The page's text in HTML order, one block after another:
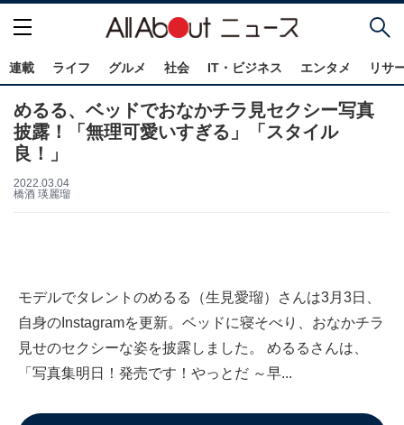
連載 ライフ グルメ 社会 IT・ビジネス エンタメ リサ
めるる、ベッドでおなかチラ見セクシー写真
披露！「無理可愛いすぎる」「スタイル
良！」
2022.03.04
橋酒 瑛麗瑠
モデルでタレントのめるる（生見愛瑠）さんは3月3日、
自身のInstagramを更新。ベッドに寝そべり、おなかチラ
見せのセクシーな姿を披露しました。 めるるさんは、
「写真集明日！発売です！やっとだ ～早...